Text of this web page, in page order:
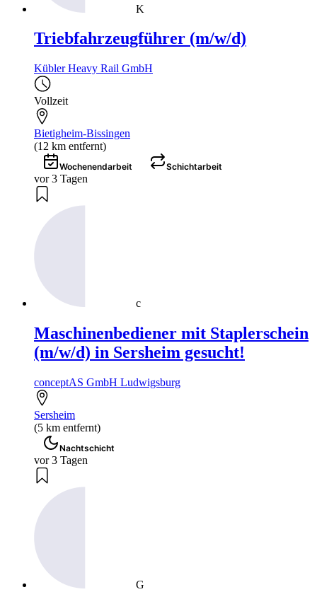
K
Triebfahrzeugführer (m/w/d)
Kübler Heavy Rail GmbH
Vollzeit
Bietigheim-Bissingen
(12 km entfernt)
Wochenendarbeit Schichtarbeit
vor 3 Tagen
c
Maschinenbediener mit Staplerschein
(m/w/d) in Sersheim gesucht!
conceptAS GmbH Ludwigsburg
Sersheim
(5 km entfernt)
Nachtschicht
vor 3 Tagen
G